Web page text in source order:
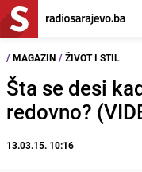
/ MAGAZIN / ŽIVOT I STIL
Šta se desi
redovno?
13.03.15. 10:16